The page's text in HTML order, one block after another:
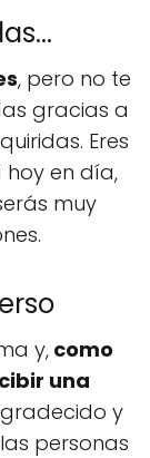
, pero no te
gracias a
Eres
en día,
muy
y,como
una
y
personas